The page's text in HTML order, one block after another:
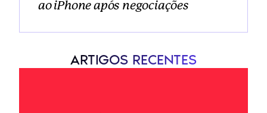
ao iPhone após negociações
ARTIGOS RECENTES